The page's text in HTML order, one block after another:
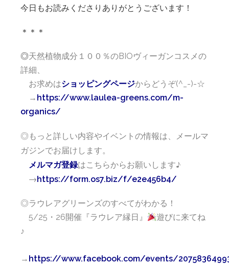
今日もお読みくださりありがとうございます！
＊＊＊
◎天然植物成分１００％のBIOヴィーガンコスメの
詳細、
お求めはショッピングページからどうぞ(^_-)-☆
→ https://www.laulea-greens.com/m-
organics/
◎もっと詳しい内容やイベントの情報は、メールマ
ガジンでお届けします。
メルマガ登録はこちらからお願いします♪
→https://form.os7.biz/f/e2e456b4/
◎ラウレアグリーンズのすべてがわかる！
5/25・26開催『ラウレア縁日』
遊びに来てね
♪
→ https://www.facebook.com/events/